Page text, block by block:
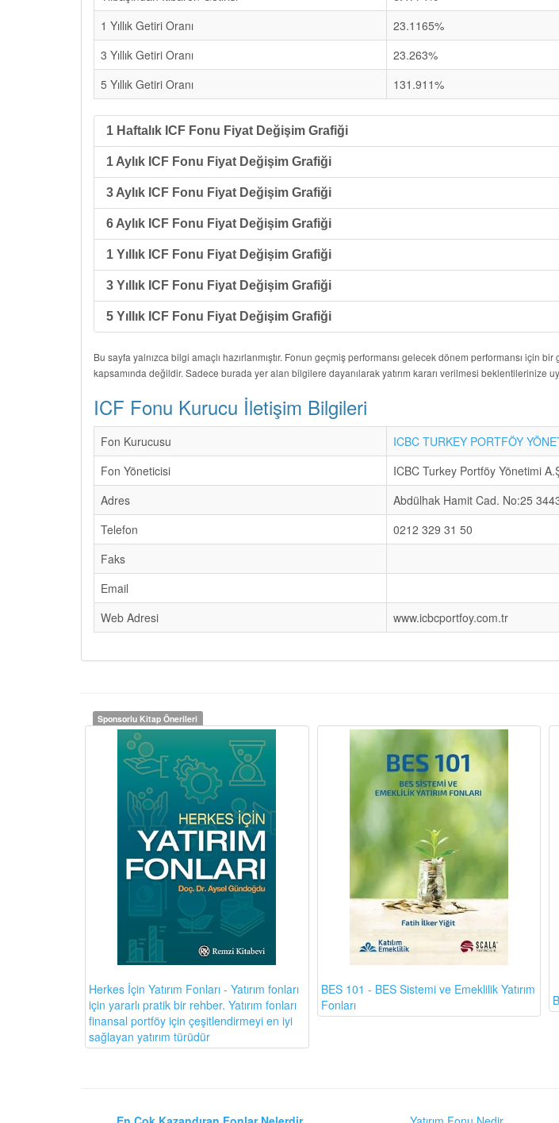
1 Yıllık Getiri Oranı
23.1165%
3 Yıllık Getiri Oranı
23.263%
5 Yıllık Getiri Oranı
131.911%
1 Haftalık ICF Fonu Fiyat Değişim Grafiği
1 Aylık ICF Fonu Fiyat Değişim Grafiği
3 Aylık ICF Fonu Fiyat Değişim Grafiği
6 Aylık ICF Fonu Fiyat Değişim Grafiği
1 Yıllık ICF Fonu Fiyat Değişim Grafiği
3 Yıllık ICF Fonu Fiyat Değişim Grafiği
5 Yıllık ICF Fonu Fiyat Değişim Grafiği
Bu sayfa yalnızca bilgi amaçlı hazırlanmıştır. Fonun geçmiş performansı gelecek dönem performansı için
kapsamında değildir. Sadece burada yer alan bilgilere dayanılarak yatırım kararı verilmesi
ICF Fonu Kurucu İletişim Bilgileri
Fon Kurucusu
ICBC TURKEY PORTFÖY
Fon Yöneticisi
ICBC Turkey Portföy Yönetimi
Adres
Abdülhak Hamit Cad. No:25
Telefon
0212 329 31 50
Faks
Email
Web Adresi
www.icbcportfoy.com.tr
Sponsorlu Kitap Önerileri
Herkes İçin Yatırım Fonları - Yatırım fonları
için yararlı pratik bir rehber. Yatırım fonları
finansal portföy için çeşitlendirmeyi en iyi
sağlayan yatırım türüdür
BES 101 - BES Sistemi ve Emeklilik Yatırım
Fonları